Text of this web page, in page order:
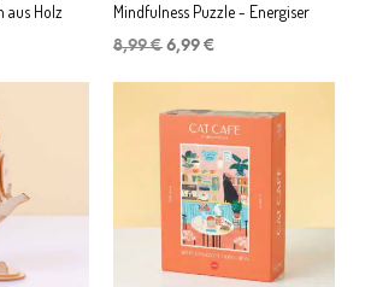
aus Holz Mindfulness Puzzle - Energiser
8,99€ Ursprünglicher
war:
8,99 €
6,99 €
ist:
6,99 €.